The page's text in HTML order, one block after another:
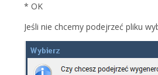
* OK
Jeśli nie chcemy podejrzeć pliku